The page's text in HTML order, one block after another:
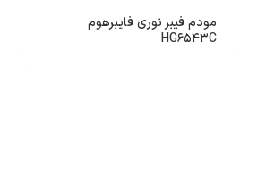
مودم فیبر نوری فایبرهوم
HG6543C